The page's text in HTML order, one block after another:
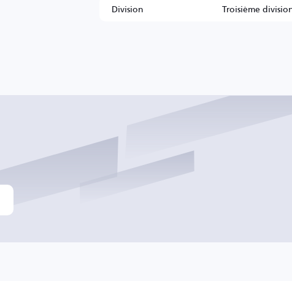
Division
Troisième